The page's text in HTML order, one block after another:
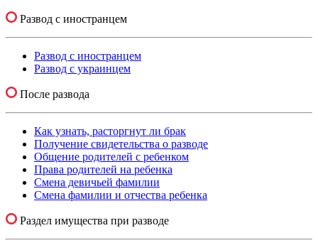
Развод с иностранцем
Развод с иностранцем
Развод с украинцем
После развода
Как узнать, расторгнут ли брак
Получение свидетельства о разводе
Общение родителей с ребенком
Права родителей на ребенка
Смена девичьей фамилии
Смена фамилии и отчества ребенка
Раздел имущества при разводе